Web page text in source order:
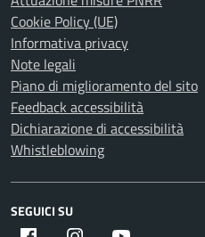
Cookie Policy (UE)
Informativa privacy
Note legali
Piano di miglioramento del sito
Feedback accessibilità
Dichiarazione di accessibilità
Whistleblowing
SEGUICI SU